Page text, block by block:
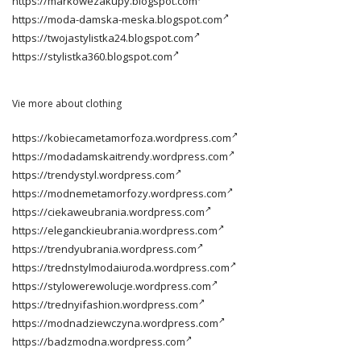
https://moda-damska-meska.blogspot.com
https://twojastylistka24.blogspot.com
https://stylistka360.blogspot.com
Vie more about clothing
https://kobiecametamorfoza.wordpress.com
https://modadamskaitrendy.wordpress.com
https://trendystyl.wordpress.com
https://modnemetamorfozy.wordpress.com
https://ciekaweubrania.wordpress.com
https://eleganckieubrania.wordpress.com
https://trendyubrania.wordpress.com
https://trednstylmodaiuroda.wordpress.com
https://stylowerewolucje.wordpress.com
https://trednyifashion.wordpress.com
https://modnadziewczyna.wordpress.com
https://badzmodna.wordpress.com